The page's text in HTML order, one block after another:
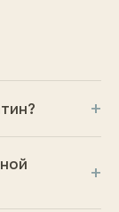
+
+